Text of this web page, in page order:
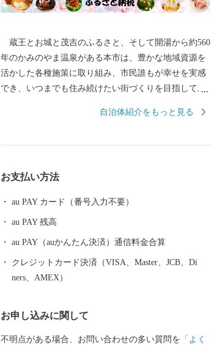
蔵王とお城と茂吉のふるさと、そして開湯から約560
年のかみのやま温泉がある本市は、豊かな地域資源を
活かした各種施策に取り組み、市民誰もが幸せを実感
でき、いつまでも住み続けたい街づくりを目指してお
山型温泉クアオルト事業（クアオルトとはドイツで語
う、ラ・フランスをはじめ、かみのやま産のぶどうを
生み出されるこれらの果物などは、どれも最高級品で
あります。 「つながりつなげる いろどりのまち
かみのやま」 この将来都市像を実現するため、「ふる
シティプロモーション推進係 〒999-3192 山形県上山
自治体紹介をもっと見る
お支払い方法
au PAY カード（番号入力不要）
au PAY 残高
au PAY（auかんたん決済）通信料金合算
クレジットカード決済（VISA、Master、JCB、Di
ners、AMEX）
お申し込みに関して
不明点がある場合、お問い合わせの多い質問を 「よく